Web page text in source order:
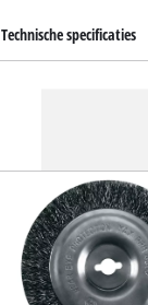
Technische specificaties